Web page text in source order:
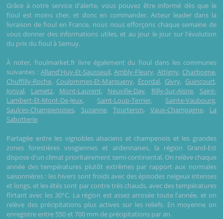
Grâce à notre service d'alerte, vous pouvez être informé dès que le
fioul est moins cher, et donc en commander. Acteur leader dans la
livraison de fioul en France, nous nous efforçons chaque semaine de
vous donner des informations utiles, et au jour le jour sur l'évolution
du prix du fioul à Semuy.
À noter, fioulmarket.fr livre également du fioul dans les communes
suivantes : Alland'Huy-Et-Sausseuil,Ambly-Fleury, Attigny, Charbogne,
Chuffilly-Roche, Coulommes-Et-Marqueny, Écordal, Givry, Guincourt,
Jonval, Lametz, Mont-Laurent, Neuville-Day, Rilly-Sur-Aisne, Saint-
Lambert-Et-Mont-De-Jeux, Saint-Loup-Terrier, Sainte-Vaubourg,
Saulces-Champenoises, Suzanne, Tourteron, Vaux-Champagne, La
Sabotterie.
Partagée entre les vignobles alsaciens et champenois et les grandes
zones forestières vosgiennes et ardennaises, la région Grand-Est
dispose d'un climat prioritairement semi-continental. On relève chaque
année des températures plutôt extrêmes par rapport aux normales
saisonnières : les hivers sont froids avec des épisodes neigeux intenses
et longs, et les étés sont par contre très chauds, avec des températures
flirtant avec les 30°C. La région est assez arrosée toute l'année, et on
relève des précipitations plus actives sur les reliefs. En moyenne on
enregistre entre 550 et 700 mm de précipitations par an.